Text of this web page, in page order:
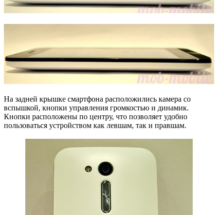
На задней крышке смартфона расположились камера со
вспышкой, кнопки управления громкостью и динамик.
Кнопки расположены по центру, что позволяет удобно
пользоваться устройством как левшам, так и правшам.